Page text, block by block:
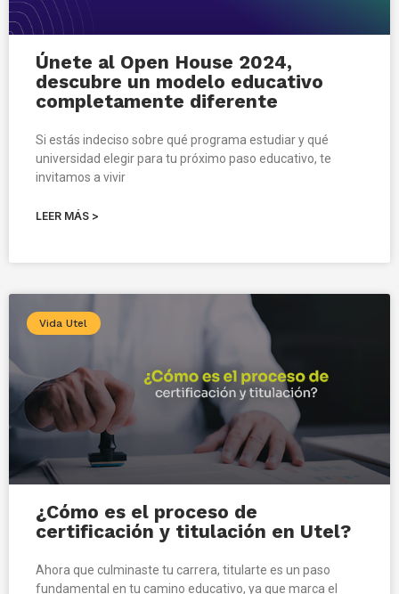
Únete al Open House 2024,
descubre un modelo educativo
completamente diferente
Si estás indeciso sobre qué programa estudiar y qué
universidad elegir para tu próximo paso educativo, te
invitamos a vivir
LEER MÁS >
Vida Utel
¿Cómo es el proceso de
certificación y titulación en Utel?
Ahora que culminaste tu carrera, titularte es un paso
fundamental en tu camino educativo, ya que marca el